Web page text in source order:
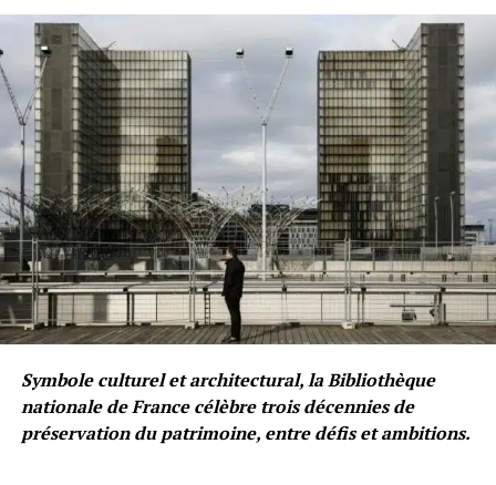
Symbole culturel et architectural, la Bibliothèque
nationale de France célèbre trois décennies de
préservation du patrimoine, entre défis et ambitions.